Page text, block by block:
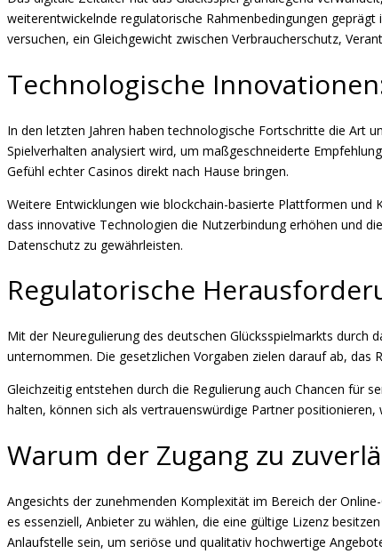
weiterentwickelnde regulatorische Rahmenbedingungen
versuchen, ein Gleichgewicht zwischen Verbraucher­schutz,
Technologische
In den letzten Jahren haben technologische Fortschritte die Art
Spielverhalten analysiert wird, um maßgeschneiderte
Gefühl echter Casinos direkt nach Hause bringen.
Weitere Entwicklungen wie blockchain-basierte Plattformen und
dass innovative Technologien die Nutzerbindung erhöhen und
Datenschutz zu gewährleisten.
Regulatorische
Mit der Neuregulierung des deutschen Glücksspielmarkts durch
unternommen. Die gesetzlichen Vorgaben zielen darauf ab,
Gleichzeitig entstehen durch die Regulierung auch Chancen für
halten, können sich als vertrauenswürdige Partner
Warum der Zugang zu
Angesichts der zunehmenden Komplexität im Bereich der
es essenziell, Anbieter zu wählen, die eine gültige Lizenz
Anlaufstelle sein, um seriöse und qualitativ hochwertige